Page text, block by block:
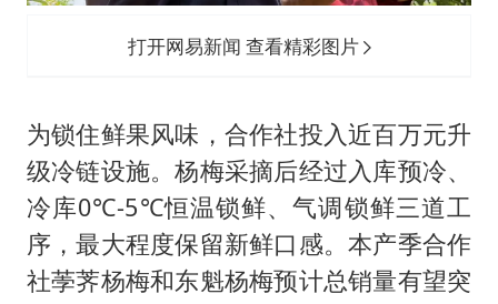
打开网易新闻 查看精彩图片
为锁住鲜果风味，合作社投入近百万元升
级冷链设施。杨梅采摘后经过入库预冷、
冷库0℃-5℃恒温锁鲜、气调锁鲜三道工
序，最大程度保留新鲜口感。本产季合作
社荸荠杨梅和东魁杨梅预计总销量有望突